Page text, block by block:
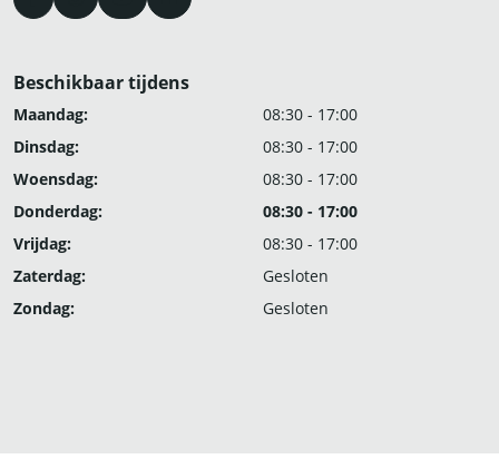
Beschikbaar tijdens
Maandag:
08:30 - 17:00
Dinsdag:
08:30 - 17:00
Woensdag:
08:30 - 17:00
Donderdag:
08:30 - 17:00
Vrijdag:
08:30 - 17:00
Zaterdag:
Gesloten
Zondag:
Gesloten